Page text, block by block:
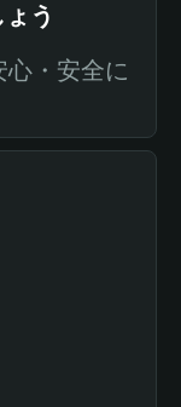
う
・安全に